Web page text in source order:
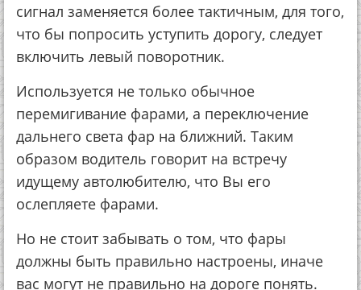
сигнал заменяется более тактичным, для того,
что бы попросить уступить дорогу, следует
включить левый поворотник.
Используется не только обычное
перемигивание фарами, а переключение
дальнего света фар на ближний. Таким
образом водитель говорит на встречу
идущему автолюбителю, что Вы его
ослепляете фарами.
Но не стоит забывать о том, что фары
должны быть правильно настроены, иначе
вас могут не правильно на дороге понять.